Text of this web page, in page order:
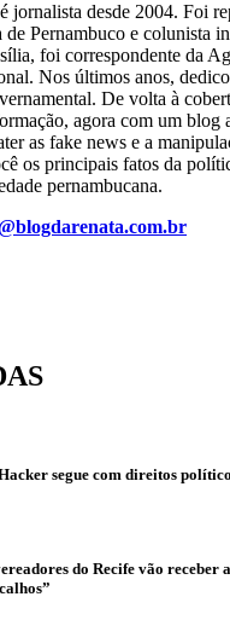
jornalista desde 2004. Foi
Pernambuco e colunista
foi correspondente da
Nos últimos anos,
De volta à
agora com um blog
as fake news e a
os principais fatos da
pernambucana.
segue com direitos
do Recife vão receber